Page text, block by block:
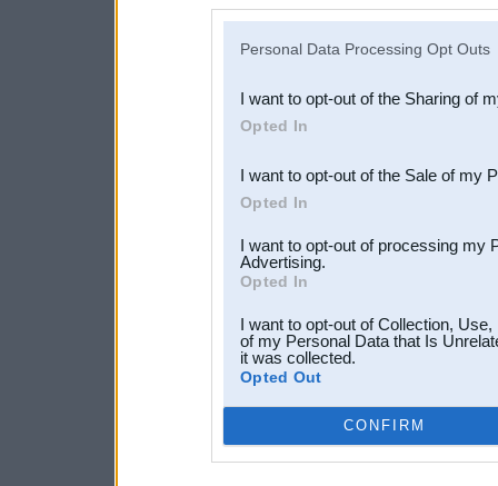
Downstream Participants
third parties.
Personal Data Processing Opt Outs
I want to opt-out of the Sharing of
Opted In
I want to opt-out of the Sale of my
Opted In
I want to opt-out of processing my
Advertising.
Opted In
I want to opt-out of Collection,
of my Personal Data that Is
it was collected.
Opted Out
CONFIRM